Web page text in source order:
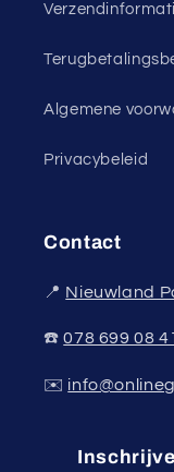
Algemene
Privacybeleid
Contact
📍 Nieuwland
☎️078 699 08
✉️